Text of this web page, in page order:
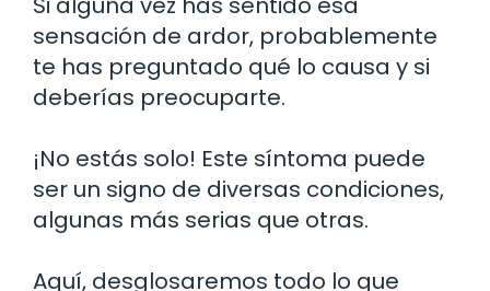
sensación de ardor, probablemente
te has preguntado qué lo causa y si
deberías preocuparte.
¡No estás solo! Este síntoma puede
ser un signo de diversas condiciones,
algunas más serias que otras.
Aquí, desglosaremos todo lo que